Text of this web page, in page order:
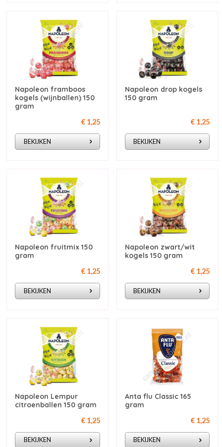
Napoleon framboos
kogels (wijnballen) 150
gram
€ 1,25
BEKIJKEN
Napoleon drop kogels
150 gram
€ 1,25
BEKIJKEN
Napoleon fruitmix 150
gram
€ 1,25
BEKIJKEN
Napoleon zwart/wit
kogels 150 gram
€ 1,25
BEKIJKEN
Napoleon Lempur
citroenballen 150 gram
€ 1,25
BEKIJKEN
Anta flu Classic 165
gram
€ 1,25
BEKIJKEN